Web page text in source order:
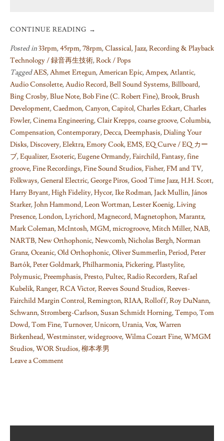
CONTINUE READING →
Posted in33rpm,45rpm,78rpm,Classical,Jazz,Recording & Playback
Technology / 録音再生技術,Rock / Pops
TaggedAES,Ahmet Ertegun,American Epic,Ampex,Atlantic,
Audio Consolette,Audio Record,Bell Sound Systems,Billboard,
Bing Crosby,Blue Note,Bob Fine (C. Robert Fine),Brook,Brush
Development,Caedmon,Canyon,Capitol,Charles Eckart,Charles
Fowler,Cinema Engineering,Clair Krepps,coarse groove,Columbia,
Compensation,Contemporary,Decca,Deemphasis,Dialing Your
Disks,Discovery,Elektra,Emory Cook,EMS,EQ Curve / EQ カー
ブ,Equalizer,Esoteric,Eugene Ormandy,Fairchild,Fantasy,fine
groove,Fine Recordings,Fine Sound Studios,Fisher,FM and TV,
Folkways,General Electric,George Piros,Good Time Jazz,H.H. Scott,
Harry Bryant,High Fidelity,Hycor,Ike Rodman,Jack Mullin,János
Starker,John Hammond,Leon Wortman,Lester Koenig,Living
Presence,London,Lyrichord,Magnecord,Magnetophon,Marantz,
Mark Coleman,McIntosh,MGM,microgroove,Mitch Miller,NAB,
NARTB,New Orthophonic,Newcomb,Nicholas Bergh,Norman
Granz,Oceanic,Old Orthophonic,Oliver Summerlin,Period,Peter
Bartók,Peter Goldmark,Philharmonia,Pickering,Plastylite,
Polymusic,Preemphasis,Presto,Pultec,Radio Recorders,Rafael
Kubelik,Ranger,RCA Victor,Reeves Sound Studios,Reeves-
Fairchild Margin Control,Remington,RIAA,Rolloff,Roy DuNann,
Schwann,Stromberg-Carlson,Susan Schmidt Horning,Tempo,Tom
Dowd,Tom Fine,Turnover,Unicorn,Urania,Vox,Warren
Birkenhead,Westminster,widegroove,Wilma Cozart Fine,WMGM
Studios,WOR Studios,柳本孝男
Leave a Comment